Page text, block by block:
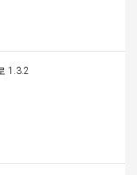
1.3.2